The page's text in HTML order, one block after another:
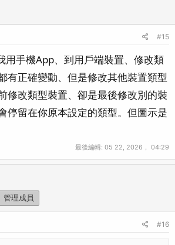
#15
用手機App、到用戶端裝置、修改類
有正確變動、但是修改其他裝置類型
修改類型裝置、卻是最後修改別的裝
停留在你原本設定的類型。但圖示是
最後編輯: 05 22, 2026， 04:29
管理成員
#16